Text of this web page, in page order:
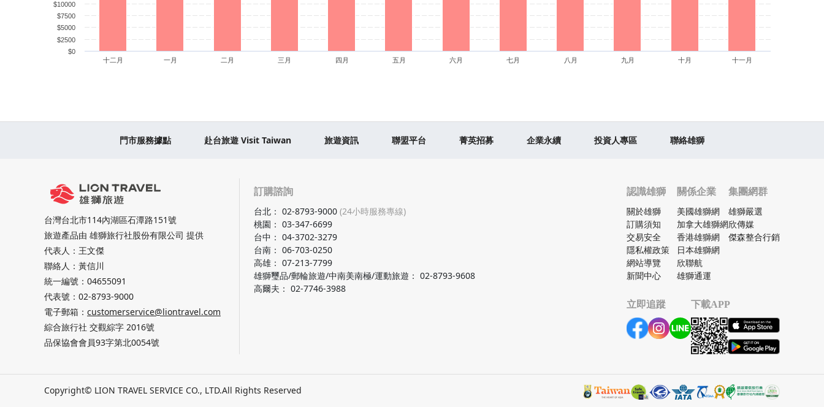
十二月 一月 二月 三月 四月 五月 六月 七月 八月 九月 十月 十一月
$0
$2500
$5000
$7500
$10000
門市服務據點 赴台旅遊 Visit Taiwan 旅遊資訊 聯盟平台 菁英招募 企業永續 投資人專區 聯絡雄獅
訂購諮詢
台北 ： 02-8793-9000 (24小時服務專線)
桃園 ： 03-347-6699
台中 ： 04-3702-3279
台南 ： 06-703-0250
高雄 ： 07-213-7799
雄獅璽品/郵輪旅遊/中南美南極/運動旅遊 ： 02-8793-9608
高爾夫 ： 02-7746-3988
認識雄獅
關於雄獅
訂購須知
交易安全
隱私權政策
網站導覽
新聞中心
關係企業
美國雄獅網
加拿大雄獅網
香港雄獅網
日本雄獅網
欣聯航
雄獅通運
集團網群
雄獅嚴選
欣傳媒
傑森整合行銷
立即追蹤 下載APP
台灣台北市114內湖區石潭路151號
旅遊產品由 雄獅旅行社股份有限公司 提供
代表人：王文傑
聯絡人：黃信川
統一編號：04655091
代表號： 02-8793-9000
電子郵箱： customerservice@liontravel.com
綜合旅行社 交觀綜字 2016號
品保協會會員93字第北0054號
Copyright© LION TRAVEL SERVICE CO., LTD.All Rights Reserved